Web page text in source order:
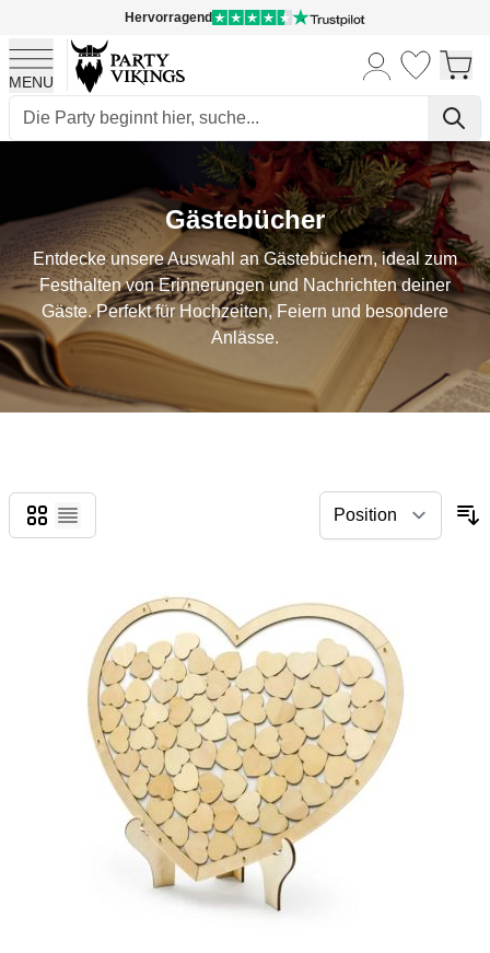
Hervorragend
MENU
Gästebücher
Entdecke unsere Auswahl an Gästebüchern, ideal zum
Festhalten von Erinnerungen und Nachrichten deiner
Gäste. Perfekt für Hochzeiten, Feiern und besondere
Anlässe.
Grid
List